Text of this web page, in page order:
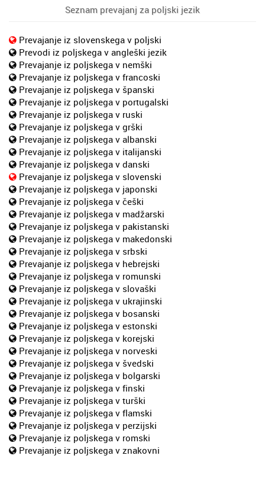
Seznam prevajanj za poljski jezik
Prevajanje iz slovenskega v poljski
Prevodi iz poljskega v angleški jezik
Prevajanje iz poljskega v nemški
Prevajanje iz poljskega v francoski
Prevajanje iz poljskega v španski
Prevajanje iz poljskega v portugalski
Prevajanje iz poljskega v ruski
Prevajanje iz poljskega v grški
Prevajanje iz poljskega v albanski
Prevajanje iz poljskega v italijanski
Prevajanje iz poljskega v danski
Prevajanje iz poljskega v slovenski
Prevajanje iz poljskega v japonski
Prevajanje iz poljskega v češki
Prevajanje iz poljskega v madžarski
Prevajanje iz poljskega v pakistanski
Prevajanje iz poljskega v makedonski
Prevajanje iz poljskega v srbski
Prevajanje iz poljskega v hebrejski
Prevajanje iz poljskega v romunski
Prevajanje iz poljskega v slovaški
Prevajanje iz poljskega v ukrajinski
Prevajanje iz poljskega v bosanski
Prevajanje iz poljskega v estonski
Prevajanje iz poljskega v korejski
Prevajanje iz poljskega v norveski
Prevajanje iz poljskega v švedski
Prevajanje iz poljskega v bolgarski
Prevajanje iz poljskega v finski
Prevajanje iz poljskega v turški
Prevajanje iz poljskega v flamski
Prevajanje iz poljskega v perzijski
Prevajanje iz poljskega v romski
Prevajanje iz poljskega v znakovni